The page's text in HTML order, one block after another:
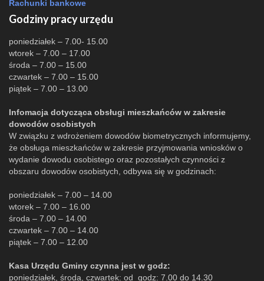
Rachunki bankowe
Godziny pracy urzędu
poniedziałek – 7.00- 15.00
wtorek – 7.00 – 17.00
środa – 7.00 – 15.00
czwartek – 7.00 – 15.00
piątek – 7.00 – 13.00
Infomacja dotycząca obsługi mieszkańców w zakresie
dowodów osobistych
W związku z wdrożeniem dowodów biometrycznych informujemy,
że obsługa mieszkańców w zakresie przyjmowania wniosków o
wydanie dowodu osobistego oraz pozostałych czynności z
obszaru dowodów osobistych, odbywa się w godzinach:
poniedziałek – 7.00 – 14.00
wtorek – 7.00 – 16.00
środa – 7.00 – 14.00
czwartek – 7.00 – 14.00
piątek – 7.00 – 12.00
Kasa Urzędu Gminy czynna jest w godz:
poniedziałek, środa, czwartek: od godz: 7.00 do 14.30